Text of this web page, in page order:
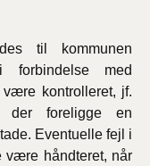
til kommunen
forbindelse med
kontrolleret, jf.
der foreligge en
Eventuelle fejl i
være håndteret, når